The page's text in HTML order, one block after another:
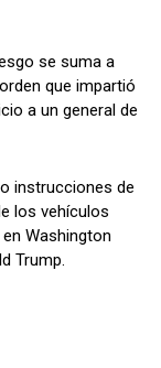
se suma a
que impartió
a un general de
instrucciones de
los vehículos
Washington
Trump.